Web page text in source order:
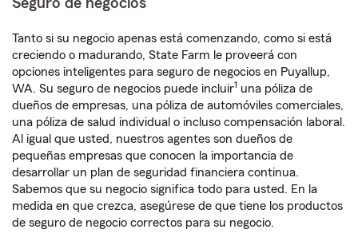
Seguro de negocios
Tanto si su negocio apenas está comenzando, como si está
creciendo o madurando, State Farm le proveerá con
opciones inteligentes para seguro de negocios en Puyallup,
WA. Su seguro de negocios puede incluir1 una póliza de
dueños de empresas, una póliza de automóviles comerciales,
una póliza de salud individual o incluso compensación laboral.
Al igual que usted, nuestros agentes son dueños de
pequeñas empresas que conocen la importancia de
desarrollar un plan de seguridad financiera continua.
Sabemos que su negocio significa todo para usted. En la
medida en que crezca, asegúrese de que tiene los productos
de seguro de negocio correctos para su negocio.